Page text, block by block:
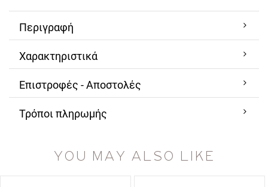
Περιγραφή
Χαρακτηριστικά
Επιστροφές - Αποστολές
Τρόποι πληρωμής
YOU MAY ALSO LIKE